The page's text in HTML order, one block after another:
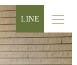
LINE